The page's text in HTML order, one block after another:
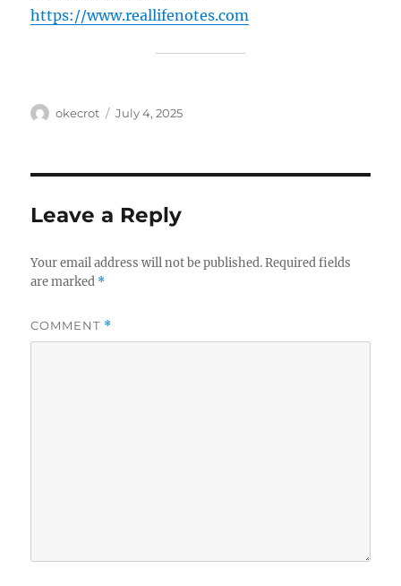
https://www.reallifenotes.com
Author
okecrot
Posted
July 4, 2025
Leave a Reply
Your email address will not be published. Required fields
are marked *
COMMENT *